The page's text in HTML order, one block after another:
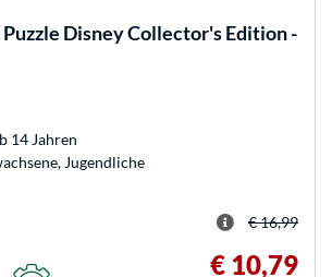
Puzzle Disney Collector's Edition -
14 Jahren
Jugendliche
€ 16,99
€ 10,79